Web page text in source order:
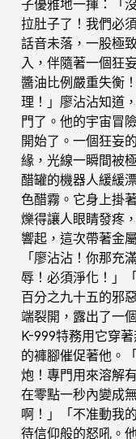
子優雅地一揮：「
拉肚子了！我們必
話音未落，一股極
入，伴隨著一個狂
醬油比例嚴重失衡
理！」廖沾沾知道
門了。他的宇宙冒
開始了。一個狂妄
緣，光線一瞬間被
醋罐的機器人緩緩
色醋霧。它身上掛
爍得讓人眼睛發疼
響起，這次帶著金
「廖沾沾！你那充
辱！必須淨化！」
百分之九十五的邪
端裂開，露出了一
K-999特務用它穿
的褲腳催促著他。
炮！專門用來溶解
在零點一秒內變成
啊！」「不准動我
待信仰般的怒吼。